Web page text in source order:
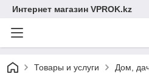
Интернет магазин VPROK.kz
Товары и услуги Дом,